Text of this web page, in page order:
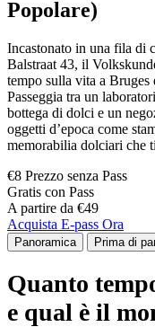
Popolare)
Incastonato in una fila di
Balstraat 43, il
tempo sulla vita a
Passeggia tra un
bottega di dolci e un
oggetti d’epoca come
memorabilia dolciari che
€8 Prezzo senza Pass
Gratis con Pass
A partire da €49
Acquista E-pass Ora
Panoramica Prima di
Quanto
e qual è il